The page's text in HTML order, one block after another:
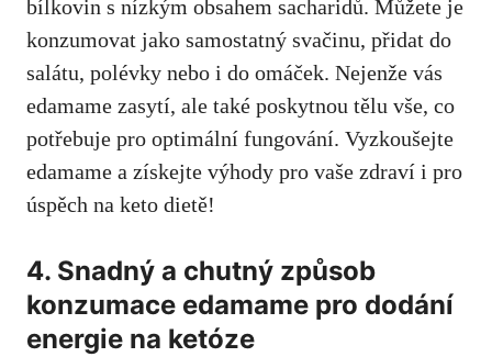
bílkovin s nízkým obsahem sacharidů. Můžete je
konzumovat jako samostatný svačinu, přidat do
salátu, polévky nebo i do omáček. Nejenže vás
edamame zasytí, ale ‌také poskytnou tělu vše, co
potřebuje pro optimální fungování. Vyzkoušejte
edamame a získejte výhody ⁢pro vaše zdraví i pro
úspěch na keto dietě!
4. Snadný a chutný způsob
konzumace edamame pro dodání⁢
energie na‍ ketóze